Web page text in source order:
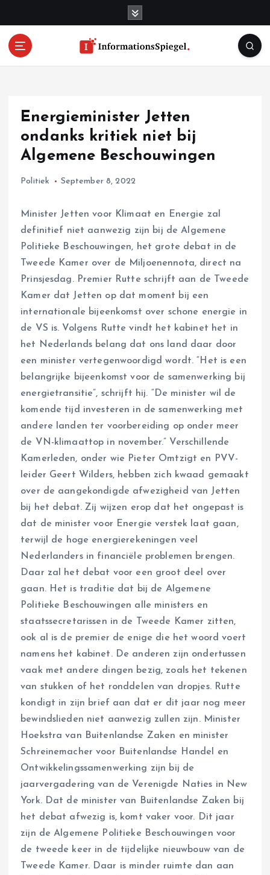
Energieminister Jetten
ondanks kritiek niet bij
Algemene Beschouwingen
Politiek September 8, 2022
Minister Jetten voor Klimaat en Energie zal
definitief niet aanwezig zijn bij de Algemene
Politieke Beschouwingen, het grote debat in de
Tweede Kamer over de Miljoenennota, direct na
Prinsjesdag. Premier Rutte schrijft aan de Tweede
Kamer dat Jetten op dat moment bij een
internationale bijeenkomst over schone energie in
de VS is. Volgens Rutte vindt het kabinet het in
het Nederlands belang dat ons land daar door
een minister vertegenwoordigd wordt. “Het is een
belangrijke bijeenkomst voor de samenwerking bij
energietransitie”, schrijft hij. “De minister wil de
komende tijd investeren in de samenwerking met
andere landen ter voorbereiding op onder meer
de VN-klimaattop in november.” Verschillende
Kamerleden, onder wie Pieter Omtzigt en PVV-
leider Geert Wilders, hebben zich kwaad gemaakt
over de aangekondigde afwezigheid van Jetten
bij het debat. Zij wijzen erop dat het ongepast is
dat de minister voor Energie verstek laat gaan,
terwijl de hoge energierekeningen veel
Nederlanders in financiële problemen brengen.
Daar zal het debat voor een groot deel over
gaan. Het is traditie dat bij de Algemene
Politieke Beschouwingen alle ministers en
staatssecretarissen in de Tweede Kamer zitten,
ook al is de premier de enige die het woord voert
namens het kabinet. De anderen zijn ondertussen
vaak met andere dingen bezig, zoals het tekenen
van stukken of het ronddelen van dropjes. Rutte
kondigt in zijn brief aan dat er dit jaar nog meer
bewindslieden niet aanwezig zullen zijn. Minister
Hoekstra van Buitenlandse Zaken en minister
Schreinemacher voor Buitenlandse Handel en
Ontwikkelingssamenwerking zijn bij de
jaarvergadering van de Verenigde Naties in New
York. Dat de minister van Buitenlandse Zaken bij
het debat afwezig is, komt vaker voor. Dit jaar
zijn de Algemene Politieke Beschouwingen voor
de tweede keer in de tijdelijke nieuwbouw van de
Tweede Kamer. Daar is minder ruimte dan aan